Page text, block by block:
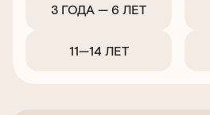
3 ГОДА — 6 ЛЕТ
11—14 ЛЕТ